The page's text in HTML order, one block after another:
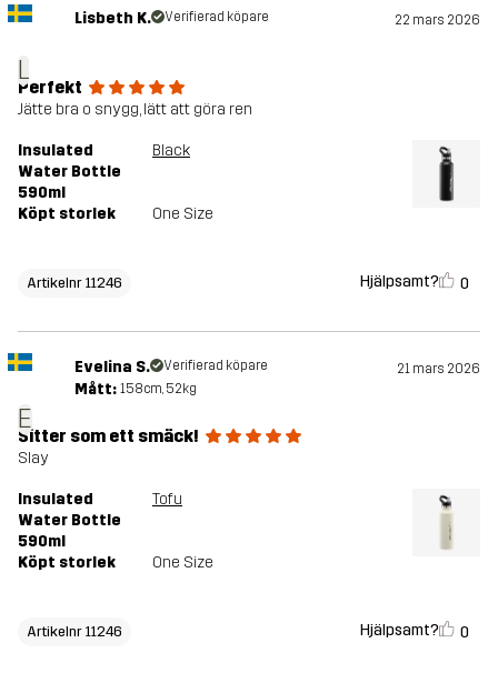
L
Lisbeth K. Verifierad köpare 22 mars 2026
Perfekt
Jätte bra o snygg, lätt att göra ren
Insulated
Water Bottle
590ml
Black
Köpt storlek One Size
Artikelnr 11246 Hjälpsamt? 0
E
Evelina S. Verifierad köpare 21 mars 2026
Mått: 158cm, 52kg
Sitter som ett smäck!
Slay
Insulated
Water Bottle
590ml
Tofu
Köpt storlek One Size
Artikelnr 11246 Hjälpsamt? 0